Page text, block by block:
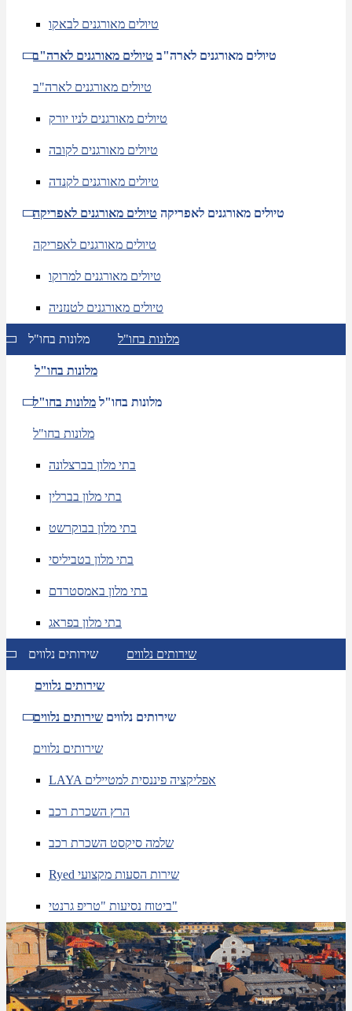
טיולים מאורגנים לבאקו
טיולים מאורגנים לארה"ב טיולים מאורגנים לארה"ב
טיולים מאורגנים לארה"ב
טיולים מאורגנים לניו יורק
טיולים מאורגנים לקובה
טיולים מאורגנים לקנדה
טיולים מאורגנים לאפריקה טיולים מאורגנים לאפריקה
טיולים מאורגנים לאפריקה
טיולים מאורגנים למרוקו
טיולים מאורגנים לטנזניה
מלונות בחו"ל מלונות בחו"ל
מלונות בחו"ל
מלונות בחו"ל מלונות בחו"ל
מלונות בחו"ל
בתי מלון בברצלונה
בתי מלון בברלין
בתי מלון בבוקרשט
בתי מלון בטביליסי
בתי מלון באמסטרדם
בתי מלון בפראג
שירותים נלווים שירותים נלווים
שירותים נלווים
שירותים נלווים שירותים נלווים
שירותים נלווים
LAYA אפליקציה פיננסית למטיילים
הרץ השכרת רכב
שלמה סיקסט השכרת רכב
Ryed שירות הסעות מקצועי
ביטוח נסיעות "טריפ גרנטי"